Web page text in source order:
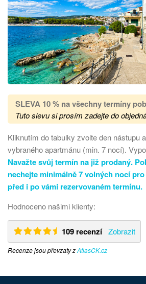
SLEVA 10 % na všechny termíny
Tuto slevu si prosím zadejte do
Kliknutím do tabulky zvolte den nástupu
vybraného apartmánu (min. 7 nocí).
Navažte svůj termín na již prodaný.
nechejte minimálně 7 volných nocí
před i po vámi rezervovaném termínu.
Hodnoceno našimi klienty:
109 recenzí Zobrazit
Recenze jsou převzaty zAtlasCK.cz